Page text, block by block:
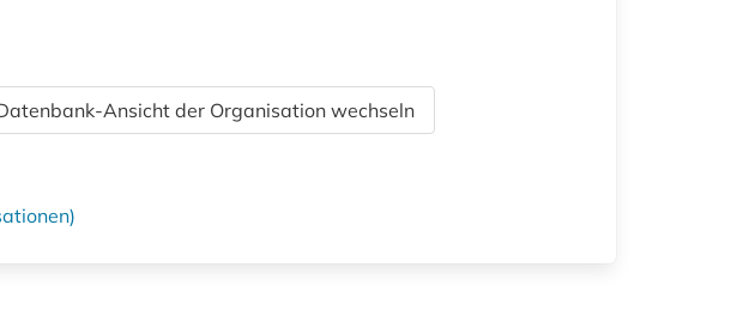
Ansicht der Organisation wechseln